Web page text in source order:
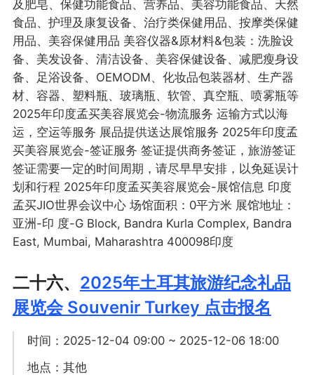
及肥皂、保健功能食品、营养品、美容功能食品、天然
食品、护理及康复设备、治疗类保健用品、按摩类保健
用品、美容保健用品 美容仪器&原材料&包装：洗脸设
备、美发设备、清洁设备、美容保健设备、减肥瘦身设
备、足浴设备、OEMODM、化妆品包装器材、生产器
材、容器、塑料瓶、玻璃瓶、软管、真空瓶、喷雾瓶等
2025年印度孟买美容展览会-物流服务 运输方式以海
运，空运等服务 展品提供送达展馆服务 2025年印度孟
买美容展览会-签证服务 签证提供商务签证，旅游签证
签证需要一定的时间周期，请尽早早安排，以免延误计
划和行程 2025年印度孟买美容展览会-展馆信息 印度
孟买JIO世界会议中心 场馆面积：0平方米 展馆地址：
亚洲-印 度-G Block, Bandra Kurla Complex, Bandra
East, Mumbai, Maharashtra 400098印度
二十六、 2025年土耳其旅游纪念礼品
展览会 Souvenir Turkey 点击报名
时间：2025-12-04 09:00 ~ 2025-12-06 18:00
地点：其他